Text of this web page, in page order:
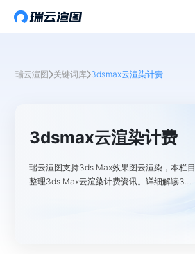
瑞云渲图 关键词库 3dsmax云渲染计费
3dsmax云渲染计费
瑞云渲图支持3ds Max效果图云渲染，本栏目
整理​3ds Max云渲染计费资讯。详细解读3ds